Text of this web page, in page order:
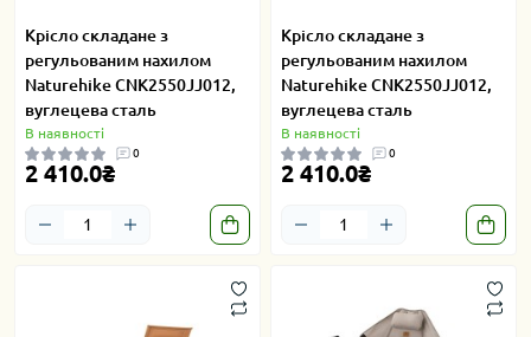
Крісло складане з
регульованим нахилом
Naturehike CNK2550JJ012,
вуглецева сталь
В наявності
0
2 410.0₴
Крісло складане з
регульованим нахилом
Naturehike CNK2550JJ012,
вуглецева сталь
В наявності
0
2 410.0₴